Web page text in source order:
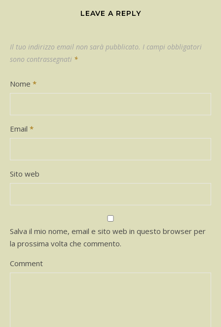
LEAVE A REPLY
Il tuo indirizzo email non sarà pubblicato. I campi obbligatori
sono contrassegnati *
Nome *
Email *
Sito web
Salva il mio nome, email e sito web in questo browser per
la prossima volta che commento.
Comment